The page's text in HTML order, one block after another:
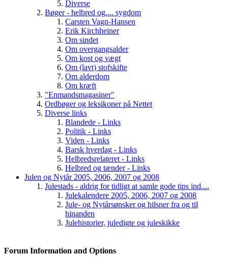
Diverse
Bøger - helbred og.... sygdom
Carsten Vagn-Hansen
Erik Kirchheiner
Om sindet
Om overgangsalder
Om kost og vægt
Om (lavt) stofskifte
Om alderdom
Om kræft
"Enmandsmagasiner"
Ordbøger og leksikoner på Nettet
Diverse links
Blandede - Links
Politik - Links
Viden - Links
Barsk hverdag - Links
Helbredsrelateret - Links
Helbred og tænder - Links
Julen og Nytår 2005, 2006, 2007 og 2008
Julestads - aldrig for tidligt at samle gode tips ind....
Julekalendere 2005, 2006, 2007 og 2008
Jule- og Nytårsønsker og hilsner fra og til
hinanden
Julehistorier, juledigte og juleskikke
Forum Information and Options